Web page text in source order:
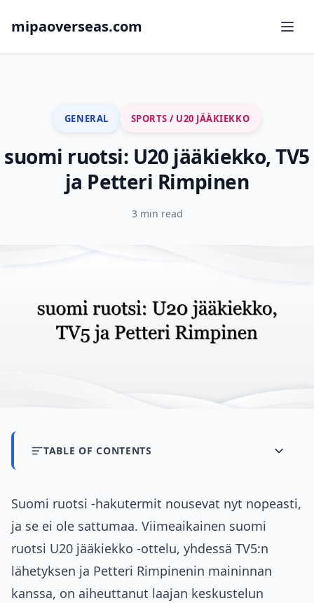
mipaoverseas.com
GENERAL SPORTS / U20 JÄÄKIEKKO
suomi ruotsi: U20 jääkiekko, TV5
ja Petteri Rimpinen
3 min read
TABLE OF CONTENTS
Suomi ruotsi -hakutermit nousevat nyt nopeasti,
ja se ei ole sattumaa. Viimeaikainen suomi
ruotsi U20 jääkiekko -ottelu, yhdessä TV5:n
lähetyksen ja Petteri Rimpinenin maininnan
kanssa, on aiheuttanut laajan keskustelun